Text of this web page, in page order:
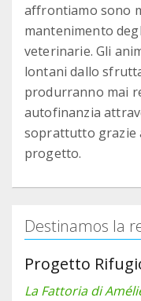
affrontiamo sono
mantenimento
veterinarie. Gli
lontani dallo
produrranno mai
autofinanzia
soprattutto grazie
progetto.
Destinamos la
Progetto
La Fattoria di